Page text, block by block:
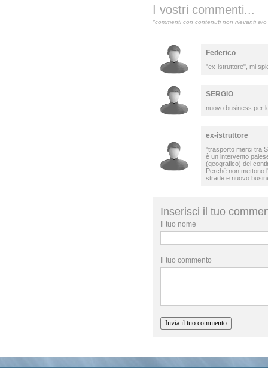
I vostri commenti...
*commenti con contenuti non rilevanti e/
Federico
"ex-istruttore", mi
SERGIO
nuovo business per
ex-istruttore
"trasporto merci tra
è un intervento
(geografico) del
Perché non mettono
strade e nuovo
Inserisci il tuo
Il tuo nome
Il tuo commento